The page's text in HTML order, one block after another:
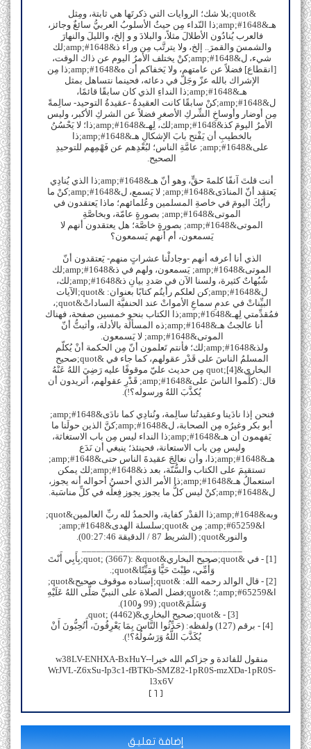
&quot;بلا شك؛ الروايات التي ذكرتَها هي ثابتة، ومِثل
هـ&amp;#1648;ذا النّداء مِن حيثُ الأسلوبُ العربيُّ سائغٌ وجائز،
فالعرب يُنادُون الأطلالَ مثلاً، والبلادَ و و إلخ، والليلَ والنهارَ
والشمسَ والقمرَ.. إلخ، ولا يترتَّب مِن وراء ذ&amp;#1648;لك
شيء، ل&amp;#1648;كنْ يختلف الأمرُ اليوم عن ذاك الوقت،
[انقطاع] فضلاً عن عامتهم، ولا يَخفاكم أن ه&amp;#1648;ذا مِن
الإشراك بالله عزّ وجَلّ في دعائه، فحينما نتساهل بمثل
هـ&amp;#1648;ذا النداءِ الذي كان سابقًا قائمًا،
ل&amp;#1648;كنْ سابقًا كانت العقيدةُ -عقيدةُ التوحيد- سالِمةً
مِن أوضار وأوساخِ الشِّركِ الأصغرِ فضلاً عن الشركِ الأكبر، وليس
الأمرُ اليومَ كذ&amp;#1648;لك، لِهـ&amp;#1648;ذا؛ لا يَحْسُنُ
بالخطيبِ أن يَفْتح بابَ الإشكالِ هـ&amp;#1648;ذا
على&amp;#1648; عامَّةِ الناس؛ لبُعْدِهم عن فَهْمِهم للتوحيدِ
الصحيح.
أنت قلتَ آنفًا كلمةَ حقٍّ، وهو أنّ هـ&amp;#1648;ذا الذي يُنادِي
يَعتقِد أنّ المنادَى&amp;#1648; لا يَسمع، ل&amp;#1648;كنْ ما
رأيُكَ اليومَ في خاصةِ المسلمين وعُلمائهم؛ ماذا يَعتقدون في
الموتى&amp;#1648; بصورةٍ عامّة، وبخاصَّةِ
الموتى&amp;#1648; بصورةٍ خاصَّة؛ هل يعتقدون أنهم لا
يَسمعون، أم أنهم يَسمعون؟
الذي أنا أعرفه أنهم -وجادلْنا عشراتٍ منهم- يَعتقدون أنّ
الموتى&amp;#1648; يَسمعون، ولهم في ذ&amp;#1648;لك
شُبُهاتٌ كثيرة، ولسنا الآن في صَددِ بيانِ ذ&amp;#1648;لك،
ل&amp;#1648;كن لعلكم رأيتُم كتابًا بعنوان: &quot;الآيات
البيِّناتْ في عدمِ سماعِ الأمواتْ عند الحنفيَّة الساداتْ&quot;،
فمُقدِّمتي لِهـ&amp;#1648;ذا الكتاب بنحوِ خمسين صفحة، فهناك
أنا عالجتُ هـ&amp;#1648;ذه المسألة بالأدلة، وأثبتُّ أنّ
الموتى&amp;#1648; لا يَسمعون.
ولذ&amp;#1648;لك؛ فأنتم تَعلمون أنّ مِن الحكمة أنْ يُكلّم
المسلمُ الناسَ على قَدْر عقولهم، كما جاء في &quot;صحيح
البخاري&quot;[4] مِن حديث عليّ موقوفًا عليه رَضِيَ اللهُ عَنْهُ
قال: (كلِّموا الناسَ على&amp;#1648; قَدْرِ عقولهم، أتريدون أن
يُكذَّبَ اللهُ ورسوله؟!).
فنحن إذا نادَينا وعقيدتُنا سالِمة، ونُنادِي كما نادَى&amp;#1648;
أبو بكر وغيرُه مِن الصحابة، ل&amp;#1648;كنَّ الذين حولَنا ما
يَفهمون أن هـ&amp;#1648;ذا النداء ليس مِن باب الاستغاثة،
وليس مِن باب الاستعانة، فحينئذ؛ ينبغي أن نَدَع
هـ&amp;#1648;ذا، وأن نعالِجَ عقيدةَ الناس حتى&amp;#1648;
تستقيمَ على الكتاب والسُّنّة، بعد ذ&amp;#1648;لك يمكن
استعمالُ هـ&amp;#1648;ذا الأمر الذي أحسنُ أحواله أنه يجوز،
ل&amp;#1648;كنْ ليس كلُّ ما يجوز يجوز فِعلُه في كلِّ مناسَبة.
وبه&amp;#1648;ذا القدْر كفاية، والحمدُ لله ربِّ العالمين&quot;
ا&amp;#65259; مِن &quot;سلسلة الهدى&amp;#1648;
والنور&quot; (الشريط 87 / الدقيقة 00:27:46).
[1] - في &quot;صحيح البخاري&quot; (3667): &quot;بِأَبِي أَنْتَ
وَأُمِّي، طِبْتَ حَيًّا وَمَيِّتًا&quot;.
[2] - قال الوالد رحمه الله: &quot;إسناده موقوف صحيح&quot;
ا&amp;#65259;؛ &quot;فضل الصلاة على النبيِّ صَلَّى اللهُ عَلَيْهِ
وَسَلَّمَ&quot; (99 و100).
[3] - &quot;صحيح البخاري&quot; (4462).
[4] - برقم (127) ولفظه: (حَدِّثُوا النَّاسَ بِمَا يَعْرِفُونَ، أَتُحِبُّونَ أَنْ
يُكَذَّبَ اللَّهُ وَرَسُولُهُ؟!).
منقول للفائدة و جزاكم الله خيرا-w38LV-ENHXA-BxHuY-
WrJVL-Z6xSu-Ip3c1-fBTKb-SMZ82-1pR0S-mzXDa-1pR0S-
l3x6V
[
]
إضافة تعليق